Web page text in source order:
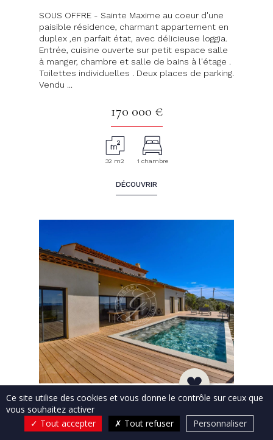
SOUS OFFRE - Sainte Maxime au coeur d'une
paisible résidence, charmant appartement en
duplex ,en parfait état, avec délicieuse loggia.
Entrée, cuisine ouverte sur petit espace salle
à manger, chambre et salle de bains à l'étage .
Toilettes individuelles . Deux places de parking.
Vendu ...
170 000 €
32 m2 1 chambre
DÉCOUVRIR
Villa
Ce site utilise des cookies et vous donne le contrôle sur ceux que
vous souhaitez activer
Tout accepter
Tout refuser Personnaliser